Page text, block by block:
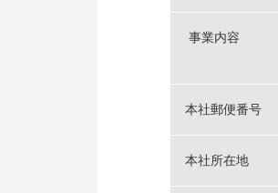
事業内容
本社郵便番号
本社所在地